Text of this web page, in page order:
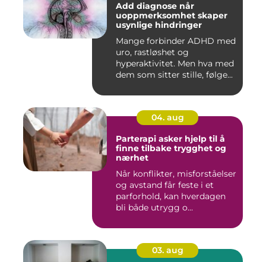
Add diagnose når
uoppmerksomhet skaper
usynlige hindringer
Mange forbinder ADHD med
uro, rastløshet og
hyperaktivitet. Men hva med
dem som sitter stille, følge...
04. aug
Parterapi asker hjelp til å
finne tilbake trygghet og
nærhet
Når konflikter, misforståelser
og avstand får feste i et
parforhold, kan hverdagen
bli både utrygg o...
03. aug